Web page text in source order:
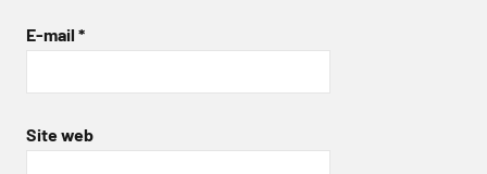
E-mail *
Site web